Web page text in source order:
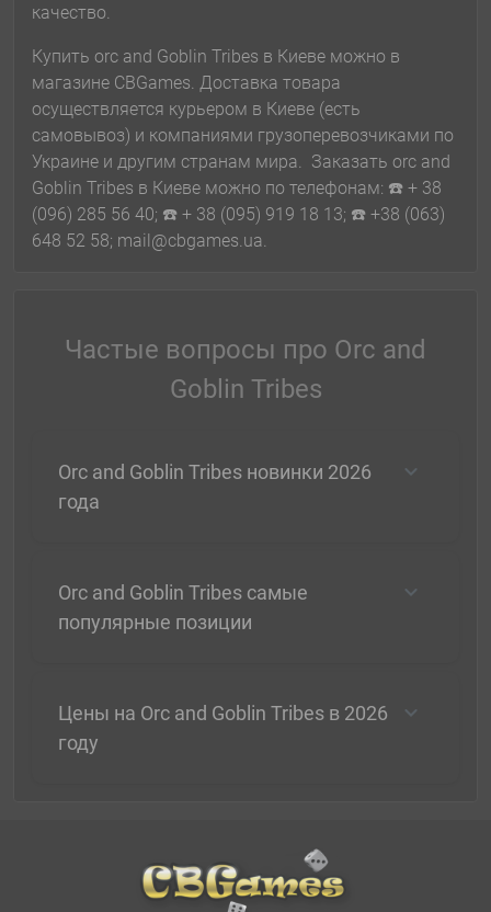
качество.
Купить orc and Goblin Tribes в Киеве можно в
магазине CBGames. Доставка товара
осуществляется курьером в Киеве (есть
самовывоз) и компаниями грузоперевозчиками по
Украине и другим странам мира. Заказать orc and
Goblin Tribes в Киеве можно по телефонам: ☎️ + 38
(096) 285 56 40; ☎️ + 38 (095) 919 18 13; ☎️ +38 (063)
648 52 58; mail@cbgames.ua.
Частые вопросы про Orc and
Goblin Tribes
Orc and Goblin Tribes новинки 2026
года
Orc and Goblin Tribes самые
популярные позиции
Цены на Orc and Goblin Tribes в 2026
году